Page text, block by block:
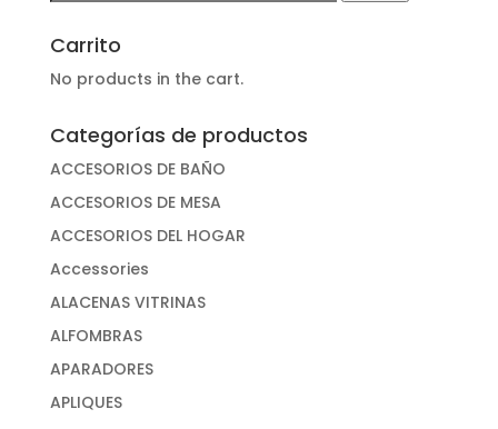
Carrito
No products in the cart.
Categorías de productos
ACCESORIOS DE BAÑO
ACCESORIOS DE MESA
ACCESORIOS DEL HOGAR
Accessories
ALACENAS VITRINAS
ALFOMBRAS
APARADORES
APLIQUES